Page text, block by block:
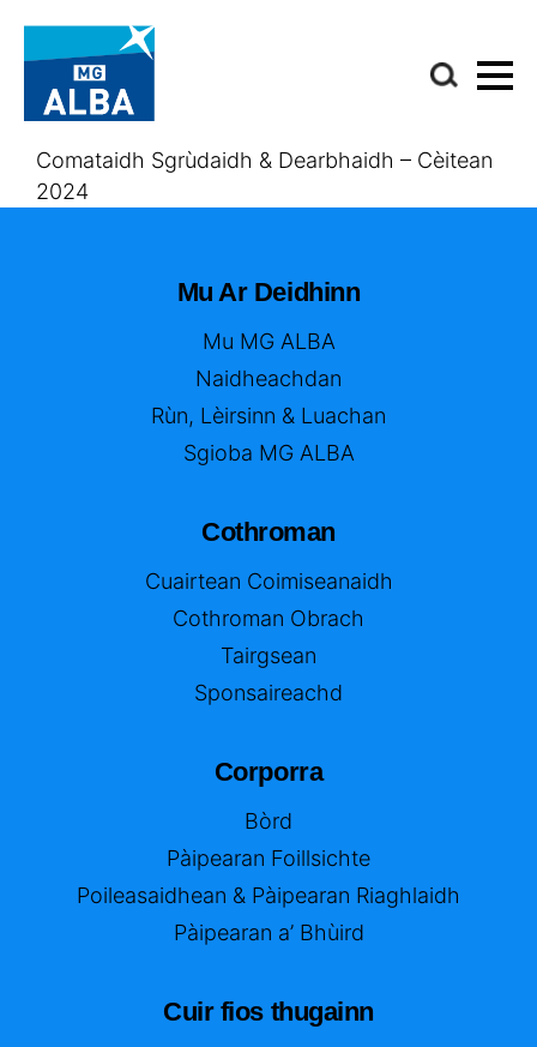
Comataidh Sgrùdaidh & Dearbhaidh – Cèitean
2024
Mu Ar Deidhinn
Mu MG ALBA
Naidheachdan
Rùn, Lèirsinn & Luachan
Sgioba MG ALBA
Cothroman
Cuairtean Coimiseanaidh
Cothroman Obrach
Tairgsean
Sponsaireachd
Corporra
Bòrd
Pàipearan Foillsichte
Poileasaidhean & Pàipearan Riaghlaidh
Pàipearan a’ Bhùird
Cuir fios thugainn